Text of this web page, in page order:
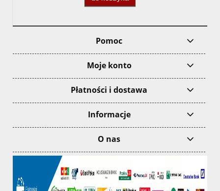
Pomoc
Moje konto
Płatności i dostawa
Informacje
O nas